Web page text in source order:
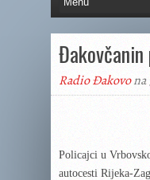
Radio Đakovona
Policajci u
autocesti Rijeka-